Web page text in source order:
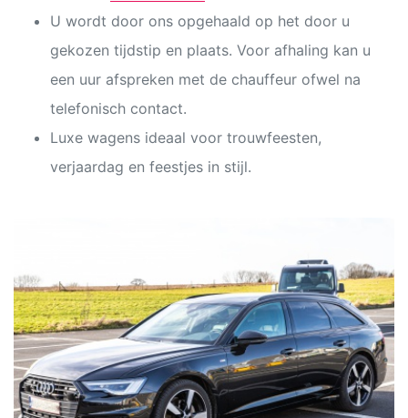
U wordt door ons opgehaald op het door u
gekozen tijdstip en plaats. Voor afhaling kan u
een uur afspreken met de chauffeur ofwel na
telefonisch contact.
Luxe wagens ideaal voor trouwfeesten,
verjaardag en feestjes in stijl.